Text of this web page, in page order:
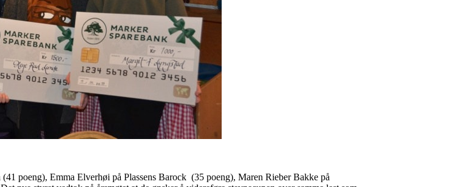
poeng), Emma Elverhøi på Plassens Barock (35 poeng), Maren Rieber Bakke på